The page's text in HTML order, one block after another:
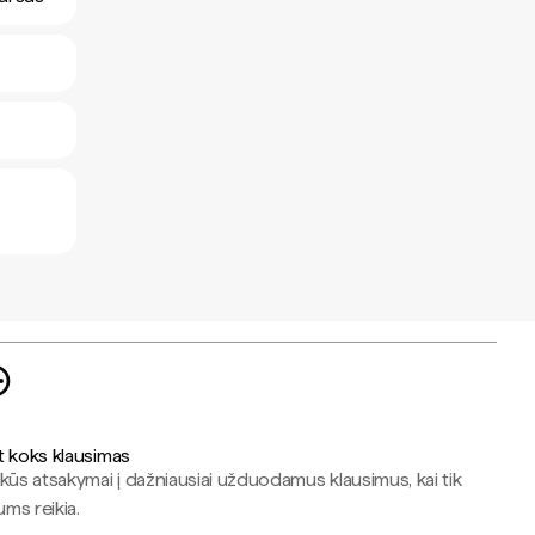
koks klausimas
atsakymai į dažniausiai užduodamus klausimus, kai tik
reikia.